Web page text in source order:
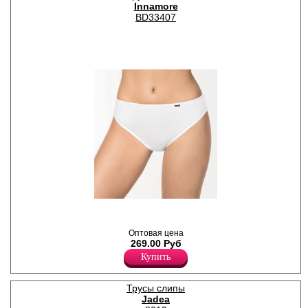
Innamore
BD33407
ластовица.
Хлопок 95%
Эластан 5%
Оптовая цена
269.00 Руб
Купить
Трусы слипы
Jadea